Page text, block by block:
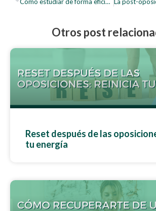
Otros post
Reset después de las
tu energía